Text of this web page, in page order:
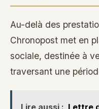
Au-delà des
Chronopost met en
sociale, destinée à
traversant une